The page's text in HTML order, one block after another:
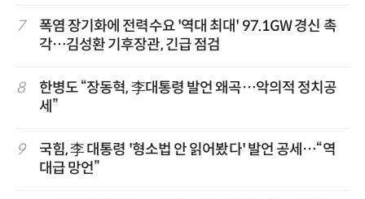
7
폭염 장기화에 전력수요 '역대 최대' 97.1GW 경신 촉
각…김성환 기후장관, 긴급 점검
8
한병도 “장동혁, 李대통령 발언 왜곡…악의적 정치공
세”
9
국힘, 李 대통령 '형소법 안 읽어봤다' 발언 공세…“역
대급 망언”